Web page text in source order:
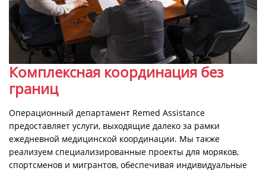
Комплексная координация без
границ
Операционный департамент Remed Assistance
предоставляет услуги, выходящие далеко за рамки
ежедневной медицинской координации. Мы также
реализуем специализированные проекты для моряков,
спортсменов и мигрантов, обеспечивая индивидуальные